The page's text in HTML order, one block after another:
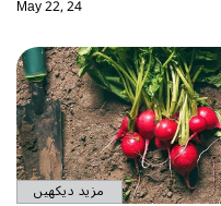
May 22, 24
مزید دیکھیں